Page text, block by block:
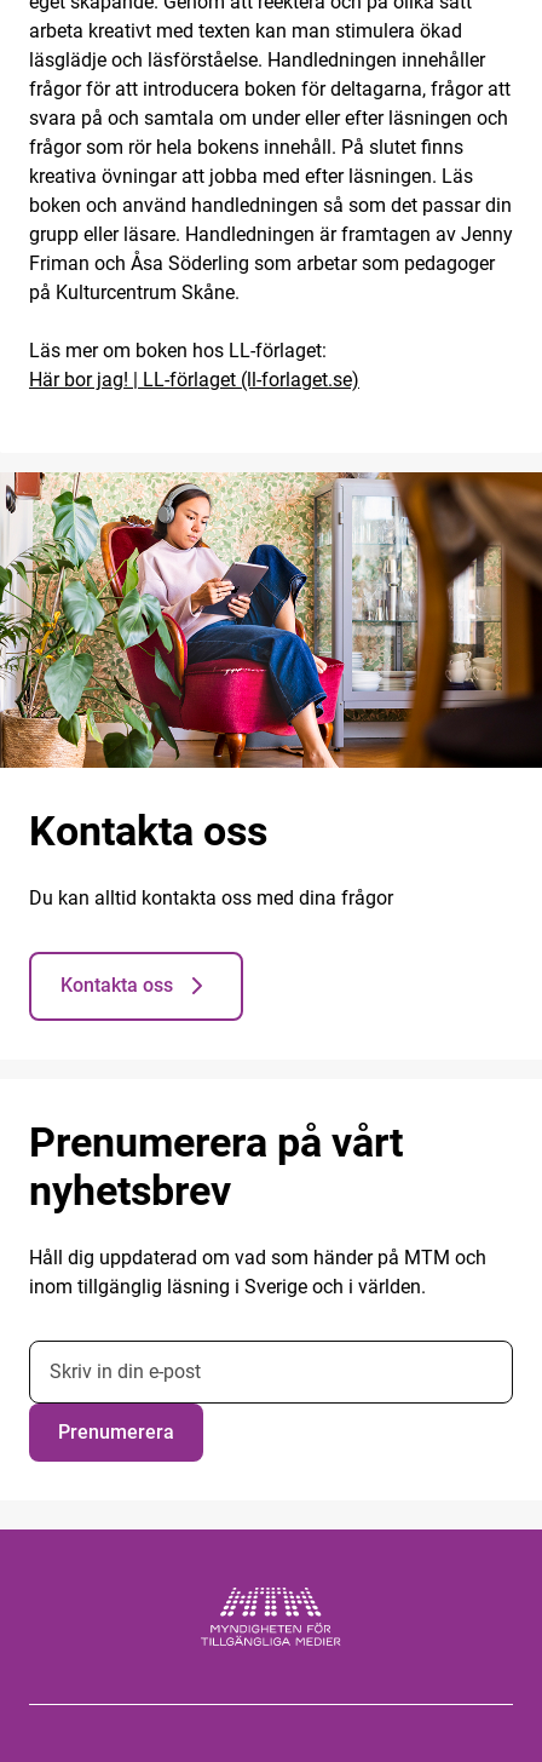
arbeta kreativt med texten kan man stimulera ökad
läsglädje och läsförståelse. Handledningen innehåller
frågor för att introducera boken för deltagarna, frågor att
svara på och samtala om under eller efter läsningen och
frågor som rör hela bokens innehåll. På slutet finns
kreativa övningar att jobba med efter läsningen. Läs
boken och använd handledningen så som det passar din
grupp eller läsare. Handledningen är framtagen av Jenny
Friman och Åsa Söderling som arbetar som pedagoger
på Kulturcentrum Skåne.
Läs mer om boken hos LL-förlaget:
Här bor jag! | LL-förlaget (ll-forlaget.se)
Kontakta oss
Du kan alltid kontakta oss med dina frågor
Kontakta oss
Prenumerera på vårt
nyhetsbrev
Håll dig uppdaterad om vad som händer på MTM och
inom tillgänglig läsning i Sverige och i världen.
E-postadress nyhetsbrevsprenumeration
Prenumerera